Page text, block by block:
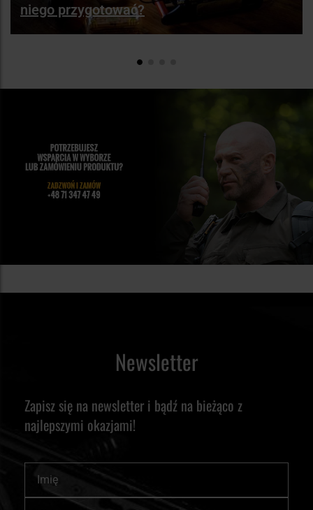
niego przygotować?
Newsletter
Zapisz się na newsletter i bądź na bieżąco z
najlepszymi okazjami!